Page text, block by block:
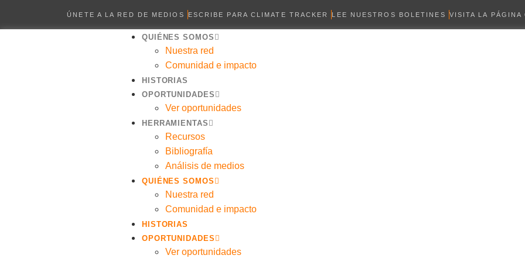
ÚNETE A LA RED DE MEDIOS ESCRIBE PARA CLIMATE TRACKER LEE NUESTROS BOLETINES VISITA LA PÁGINA
QUIÉNES SOMOS
Nuestra red
Comunidad e impacto
HISTORIAS
OPORTUNIDADES
Ver oportunidades
HERRAMIENTAS
Recursos
Bibliografía
Análisis de medios
QUIÉNES SOMOS
Nuestra red
Comunidad e impacto
HISTORIAS
OPORTUNIDADES
Ver oportunidades